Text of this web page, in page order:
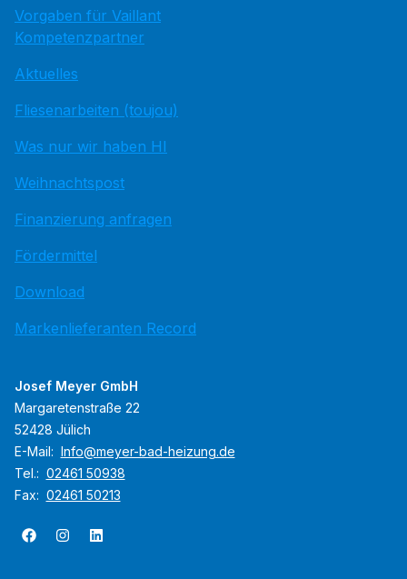
Vorgaben für Vaillant
Kompetenzpartner
Aktuelles
Fliesenarbeiten (toujou)
Was nur wir haben HI
Weihnachtspost
Finanzierung anfragen
Fördermittel
Download
Markenlieferanten Record
Josef Meyer GmbH
Margaretenstraße 22
52428 Jülich
E-Mail: Info@meyer-bad-heizung.de
Tel.: 02461 50938
Fax: 02461 50213